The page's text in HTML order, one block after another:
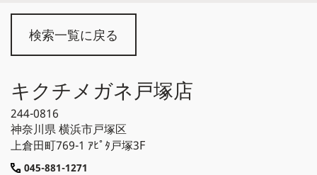
検索一覧に戻る
キクチメガネ戸塚店
244-0816
神奈川県横浜市戸塚区
上倉田町769-1 ｱﾋﾟﾀ戸塚3F
045-881-1271